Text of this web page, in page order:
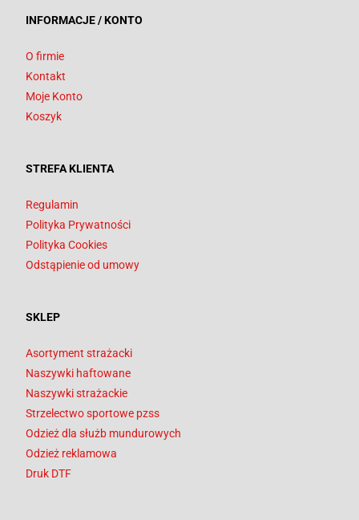
INFORMACJE / KONTO
O firmie
Kontakt
Moje Konto
Koszyk
STREFA KLIENTA
Regulamin
Polityka Prywatności
Polityka Cookies
Odstąpienie od umowy
SKLEP
Asortyment strażacki
Naszywki haftowane
Naszywki strażackie
Strzelectwo sportowe pzss
Odzież dla służb mundurowych
Odzież reklamowa
Druk DTF